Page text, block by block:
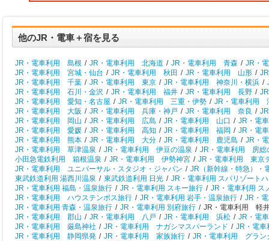
他のJR・電車＋宿を見る
JR・電車利用 島根 / JR・電車利用 北海道 / JR・電車利用 青森 / JR・
JR・電車利用 宮城・仙台 / JR・電車利用 秋田 / JR・電車利用 山形 /
JR・電車利用 千葉 / JR・電車利用 東京 / JR・電車利用 神奈川・横浜 /
JR・電車利用 石川・金沢 / JR・電車利用 福井 / JR・電車利用 長野 /
JR・電車利用 愛知・名古屋 / JR・電車利用 三重・伊勢 / JR・電車利用
JR・電車利用 大阪 / JR・電車利用 兵庫・神戸 / JR・電車利用 奈良 /
JR・電車利用 岡山 / JR・電車利用 広島 / JR・電車利用 山口 / JR・電
JR・電車利用 愛媛 / JR・電車利用 高知 / JR・電車利用 福岡 / JR・電
JR・電車利用 熊本 / JR・電車利用 大分 / JR・電車利用 鹿児島 / JR・
JR・電車利用 草津温泉 / JR・電車利用 伊豆の温泉 / JR・電車利用 房総
小田急電鉄利用 箱根温泉 / JR・電車利用 伊勢神宮 / JR・電車利用 東京
JR・電車利用 ユニバーサル・スタジオ・ジャパン / JR（新幹線・特急）・
東武鉄道利用 湯西川温泉 / 東武鉄道利用 日光 / JR・電車利用 スパリゾート
JR・電車利用 福島・温泉旅行 / JR・電車利用 スキー旅行 / JR・電車利用 ス
JR・電車利用 ハウステンボス旅行 / JR・電車利用 岩手・温泉旅行 / JR・
JR・電車利用 青森・温泉旅行 / JR・電車利用 別府旅行 / JR・電車利用 軽
JR・電車利用 郡山 / JR・電車利用 八戸 / JR・電車利用 浜松 / JR・電
JR・電車利用 厳島神社 / JR・電車利用 ナガシマスパーランド / JR・電
JR・電車利用 静岡県発 / JR・電車利用 家族旅行 / JR・電車利用 グラン